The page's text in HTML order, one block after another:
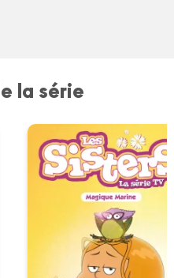
la série